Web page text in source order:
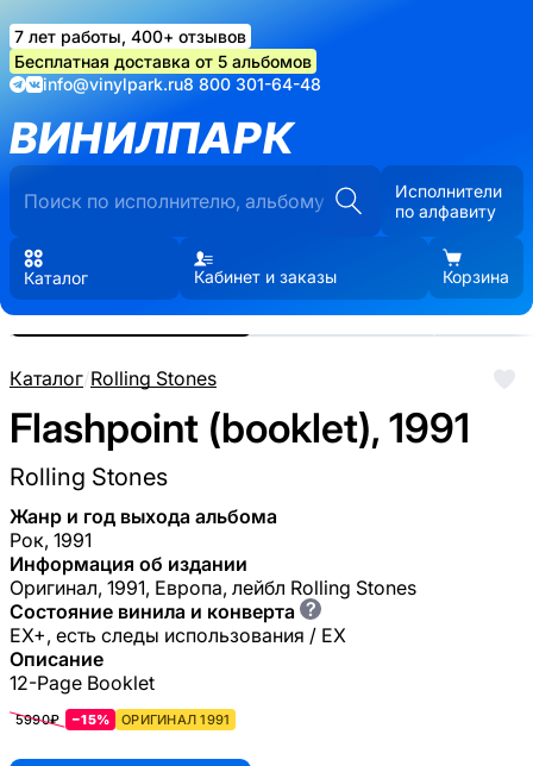
7 лет работы, 400+ отзывов
Бесплатная доставка от 5 альбомов
info@vinylpark.ru8 800 301-64-48
ВИНИЛПАРК
Исполнители
по алфавиту
Каталог Кабинет и заказы Корзина
Каталог/Rolling Stones
Flashpoint (booklet), 1991
Rolling Stones
Жанр и год выхода альбома
Рок, 1991
Информация об издании
Оригинал, 1991, Европа, лейбл Rolling Stones
Состояние винила и конверта ?
EX+, есть следы использования / EX
Описание
12-Page Booklet
5990₽ −15% ОРИГИНАЛ 1991
Реальные фото пластинки.
Нажмите, чтобы увеличить